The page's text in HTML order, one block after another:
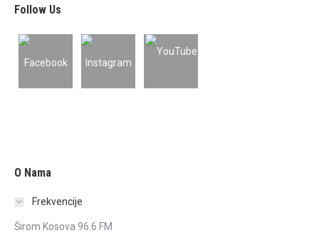
Follow Us
O Nama
Frekvencije
Širom Kosova 96.6 FM